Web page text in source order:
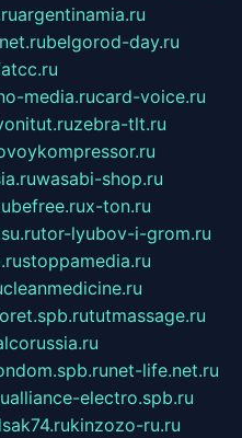
argentinamia.ru
belgorod-day.ru
media.rucard-voice.ru
zebra-tlt.ru
wasabi-shop.ru
x-ton.ru
tor-lyubov-i-grom.ru
stoppamedia.ru
cleanmedicine.ru
tutmassage.ru
net-life.net.ru
alliance-electro.spb.ru
kinzozo-ru.ru